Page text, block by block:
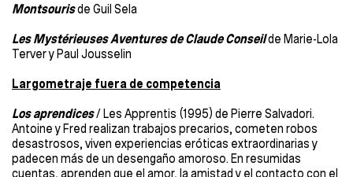
Montsourisde Guil Sela
Les Mystérieuses Aventures de Claude Conseilde Marie-Lola
Terver y Paul Jousselin
Largometraje fuera de competencia
Los aprendices/ Les Apprentis (1995) de Pierre Salvadori.
Antoine y Fred realizan trabajos precarios, cometen robos
desastrosos, viven experiencias eróticas extraordinarias y
padecen más de un desengaño amoroso. En resumidas
cuentas, aprenden que el amor, la amistad y el contacto con el